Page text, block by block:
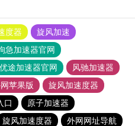
度器
旋风加速
急加速器官网
优途加速器官网
风驰加速器
苹果版
旋风加速度器
口
原子加速器
旋风加速度器
外网网址导航